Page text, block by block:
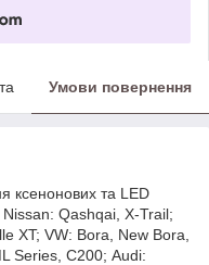
Умови повернення
ксенонових та LED
Qashqai, X-Trail;
XT; VW: Bora, New Bora,
Series, С200; Audi: